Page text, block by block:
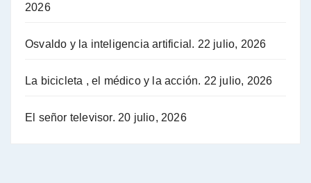
Hugo Yasky sobre la Coordinadora de las Industrias de Productos Alimenticios (COPAL) - Hugo Yasky con Jorge Gres
Pablo Moyano sobre el espionaje: "Estos personajes siniestros han hecho mucho daño" - Pablo Moyano con Jorge Gres
2026
Osvaldo y la inteligencia artificial. 22 julio, 2026
La bicicleta , el médico y la acción. 22 julio, 2026
El señor televisor. 20 julio, 2026